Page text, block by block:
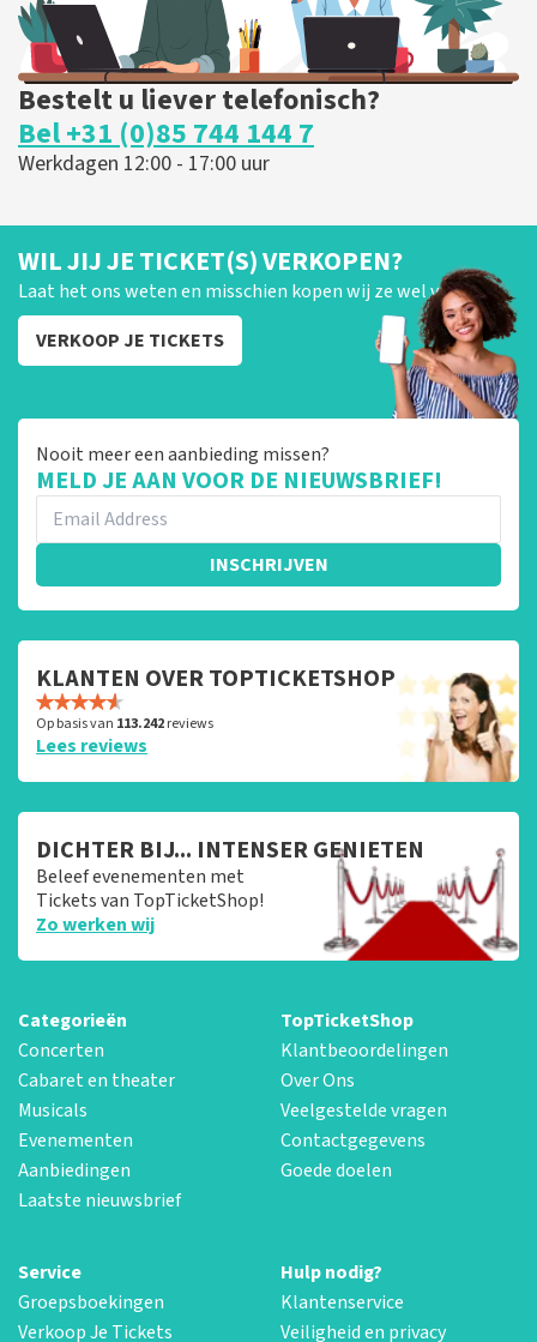
Bestelt u liever telefonisch?
Bel +31 (0)85 744 144 7
Werkdagen 12:00 - 17:00 uur
WIL JIJ JE TICKET(S) VERKOPEN?
Laat het ons weten en misschien kopen wij ze wel van je!
VERKOOP JE TICKETS
Nooit meer een aanbieding missen?
MELD JE AAN VOOR DE NIEUWSBRIEF!
INSCHRIJVEN
KLANTEN OVER TOPTICKETSHOP
Op basis van 113.242reviews
Lees reviews
DICHTER BIJ... INTENSER GENIETEN
Beleef evenementen met
Tickets van TopTicketShop!
Zo werken wij
Categorieën
Concerten
Cabaret en theater
Musicals
Evenementen
Aanbiedingen
Laatste nieuwsbrief
TopTicketShop
Klantbeoordelingen
Over Ons
Veelgestelde vragen
Contactgegevens
Goede doelen
Service
Groepsboekingen
Verkoop Je Tickets
Hulp nodig?
Klantenservice
Veiligheid en privacy